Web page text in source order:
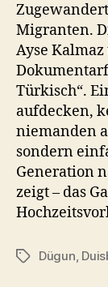
Migranten.
Ayse
Türkisch“.
aufdecken,
niemanden
sondern
Generation
zeigt – das
Schlagwörter
Dügun,